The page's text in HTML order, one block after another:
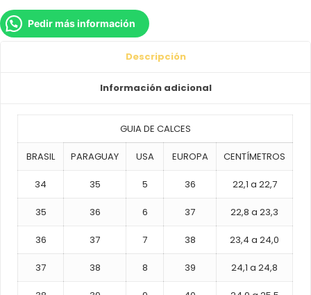
Pedir más información
Descripción
Información adicional
GUIA DE CALCES
BRASIL PARAGUAY USA EUROPA CENTÍMETROS
34 35 5 36 22,1 a 22,7
35 36 6 37 22,8 a 23,3
36 37 7 38 23,4 a 24,0
37 38 8 39 24,1 a 24,8